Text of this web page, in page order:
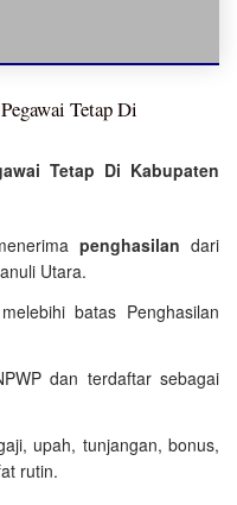
Tetap Di
Tetap Di Kabupaten
penghasilan dari
Utara.
batas Penghasilan
dan terdaftar sebagai
upah, tunjangan, bonus,
rutin.